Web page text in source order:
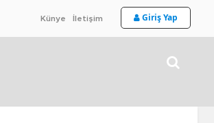
Künye İletişim Giriş Yap